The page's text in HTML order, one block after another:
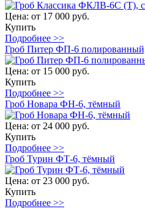
Цена: от 17 000 руб.
Купить
Подробнее >>
Гроб Питер ФП-6
Цена: от 15 000 руб.
Купить
Подробнее >>
Гроб Новара ФН-6, тёмный
Цена: от 24 000 руб.
Купить
Подробнее >>
Гроб Турин ФТ-6, тёмный
Цена: от 23 000 руб.
Купить
Подробнее >>